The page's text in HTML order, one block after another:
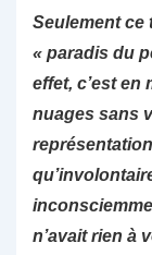
Seulement ce
« paradis du
effet, c’est en
nuages sans
n’avait rien à